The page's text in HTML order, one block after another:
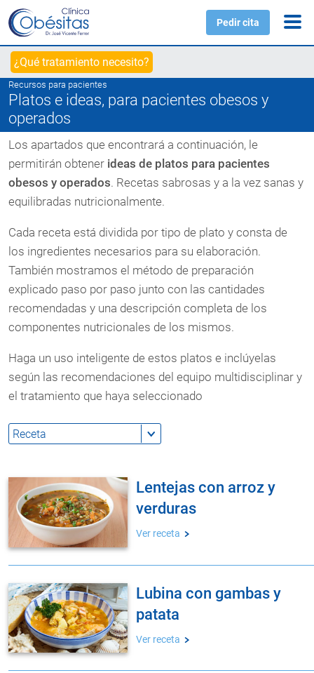
Pedir cita
¿Qué tratamiento necesito?
Recursos para pacientes
Platos e ideas, para pacientes obesos y
operados
Los apartados que encontrará a continuación, le
permitirán obtener ideas de platos para pacientes
obesos y operados. Recetas sabrosas y a la vez sanas y
equilibradas nutricionalmente.
Cada receta está dividida por tipo de plato y consta de
los ingredientes necesarios para su elaboración.
También mostramos el método de preparación
explicado paso por paso junto con las cantidades
recomendadas y una descripción completa de los
componentes nutricionales de los mismos.
Haga un uso inteligente de estos platos e inclúyelas
según las recomendaciones del equipo multidisciplinar y
el tratamiento que haya seleccionado
lentejas con arroz y
verduras
Ver receta
lubina con gambas y
patata
Ver receta